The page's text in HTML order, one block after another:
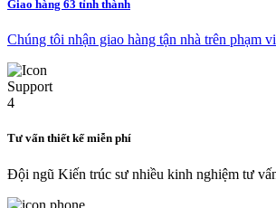
Giao hàng 63 tỉnh thành
Chúng tôi nhận giao hàng tận nhà trên phạm
Tư vấn thiết kế miễn phí
Đội ngũ Kiến trúc sư nhiều kinh nghiệm tư